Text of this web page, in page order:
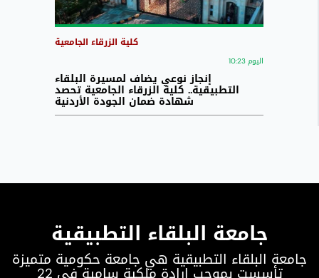
كلية الزرقاء الجامعية
اليوم 10:23
إنجاز نوعي يضاف لمسيرة البلقاء
التطبيقية.. كلية الزرقاء الجامعية تحصد
شهادة ضمان الجودة الأردنية
جامعة البلقاء التطبيقية
جامعة البلقاء التطبيقية هي جامعة حكومية متميزة